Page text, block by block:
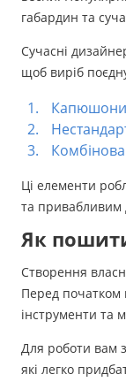
габардин та
Сучасні
щоб виріб
Ці елементи
та привабливим
Як
Створення
Перед початком
інструменти та
Для роботи вам
які легко